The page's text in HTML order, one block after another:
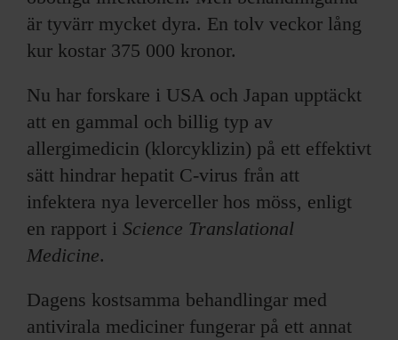
är tyvärr mycket dyra. En tolv veckor lång
kur kostar 375 000 kronor.
Nu har forskare i USA och Japan upptäckt
att en gammal och billig typ av
allergimedicin (klorcyklizin) på ett effektivt
sätt hindrar hepatit C-virus från att
infektera nya leverceller hos möss, enligt
en rapport i Science Translational
Medicine.
Dagens kostsamma behandlingar med
antivirala mediciner fungerar på ett annat